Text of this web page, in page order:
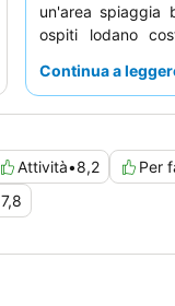
un'area spiaggia
ospiti lodano
la sua
Continua a
Attività•8,2 Per
7,8